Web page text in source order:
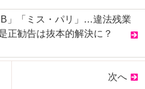
」「ミス・パリ」…違法残業
正勧告は抜本的解決に？
次へ